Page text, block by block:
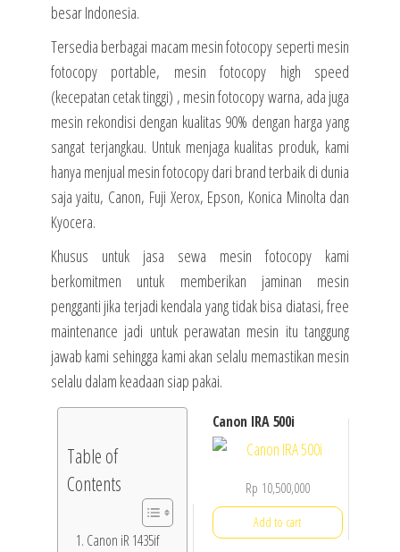
besar Indonesia.
Tersedia berbagai macam mesin fotocopy seperti mesin
fotocopy portable, mesin fotocopy high speed
(kecepatan cetak tinggi) , mesin fotocopy warna, ada juga
mesin rekondisi dengan kualitas 90% dengan harga yang
sangat terjangkau. Untuk menjaga kualitas produk, kami
hanya menjual mesin fotocopy dari brand terbaik di dunia
saja yaitu, Canon, Fuji Xerox, Epson, Konica Minolta dan
Kyocera.
Khusus untuk jasa sewa mesin fotocopy kami
berkomitmen untuk memberikan jaminan mesin
pengganti jika terjadi kendala yang tidak bisa diatasi, free
maintenance jadi untuk perawatan mesin itu tanggung
jawab kami sehingga kami akan selalu memastikan mesin
selalu dalam keadaan siap pakai.
Table of
Contents
Canon iR 1435if
Canon IRA 500i
Rp 10,500,000
Add to cart